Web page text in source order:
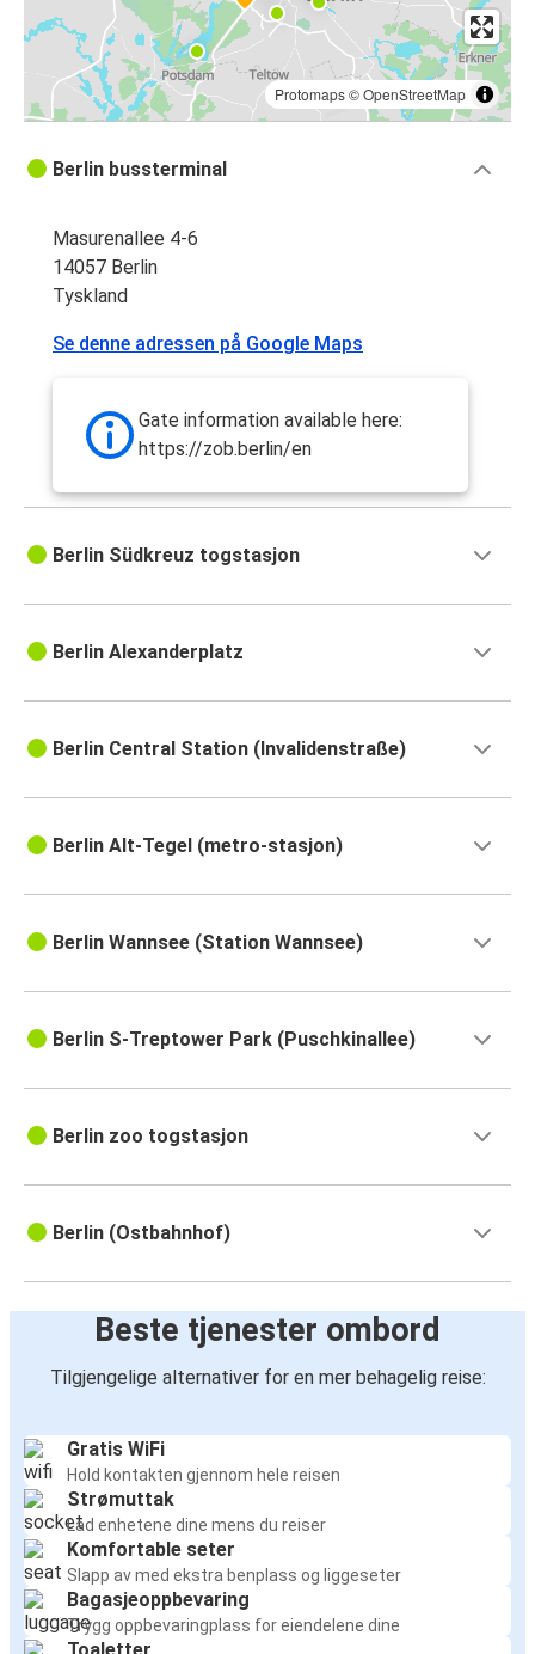
Protomaps©OpenStreetMap
Berlin bussterminal
Masurenallee 4-6
14057 Berlin
Tyskland
Se denne adressen på Google Maps
Gate information available here:
https://zob.berlin/en
Berlin Südkreuz togstasjon
Berlin Alexanderplatz
Berlin Central Station (Invalidenstraße)
Berlin Alt-Tegel (metro-stasjon)
Berlin Wannsee (Station Wannsee)
Berlin S-Treptower Park (Puschkinallee)
Berlin zoo togstasjon
Berlin (Ostbahnhof)
Beste tjenester ombord
Tilgjengelige alternativer for en mer behagelig reise:
Gratis WiFi
Hold kontakten gjennom hele reisen
Strømuttak
Lad enhetene dine mens du reiser
Komfortable seter
Slapp av med ekstra benplass og liggeseter
Bagasjeoppbevaring
Trygg oppbevaringplass for eiendelene dine